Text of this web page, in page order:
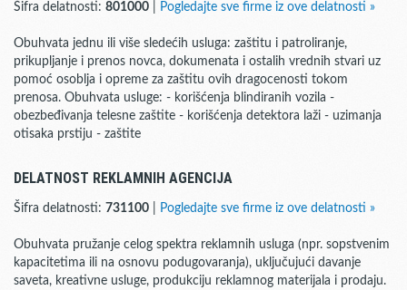
Šifra delatnosti: 801000 Pogledajte sve firme iz ove delatnosti »
Obuhvata jednu ili više sledećih usluga: zaštitu i patroliranje,
prikupljanje i prenos novca, dokumenata i ostalih vrednih stvari uz
pomoć osoblja i opreme za zaštitu ovih dragocenosti tokom
prenosa. Obuhvata usluge: - korišćenja blindiranih vozila -
obezbeđivanja telesne zaštite - korišćenja detektora laži - uzimanja
otisaka prstiju - zaštite
DELATNOST REKLAMNIH AGENCIJA
Šifra delatnosti: 731100 Pogledajte sve firme iz ove delatnosti »
Obuhvata pružanje celog spektra reklamnih usluga (npr. sopstvenim
kapacitetima ili na osnovu podugovaranja), uključujući davanje
saveta, kreativne usluge, produkciju reklamnog materijala i prodaju.